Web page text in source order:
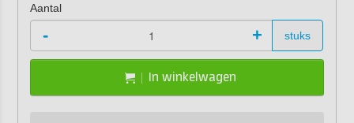
Aantal
- + stuks
In winkelwagen